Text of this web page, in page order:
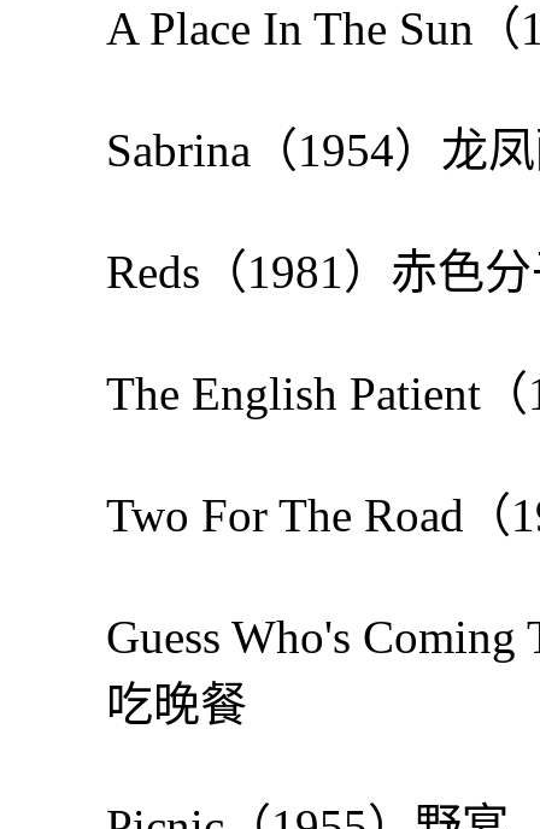
A Place In The Sun
Sabrina（1954）龙
Reds（1981）赤色
The English Patient
Two For The Road（
Guess Who's
吃晚餐